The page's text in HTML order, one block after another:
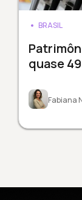
BRASIL
quase
Fabiana